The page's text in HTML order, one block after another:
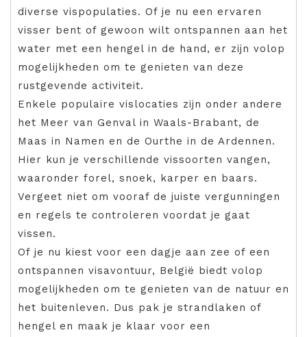
diverse vispopulaties. Of je nu een ervaren
visser bent of gewoon wilt ontspannen aan het
water met een hengel in de hand, er zijn volop
mogelijkheden om te genieten van deze
rustgevende activiteit.
Enkele populaire vislocaties zijn onder andere
het Meer van Genval in Waals-Brabant, de
Maas in Namen en de Ourthe in de Ardennen.
Hier kun je verschillende vissoorten vangen,
waaronder forel, snoek, karper en baars.
Vergeet niet om vooraf de juiste vergunningen
en regels te controleren voordat je gaat
vissen.
Of je nu kiest voor een dagje aan zee of een
ontspannen visavontuur, België biedt volop
mogelijkheden om te genieten van de natuur en
het buitenleven. Dus pak je strandlaken of
hengel en maak je klaar voor een